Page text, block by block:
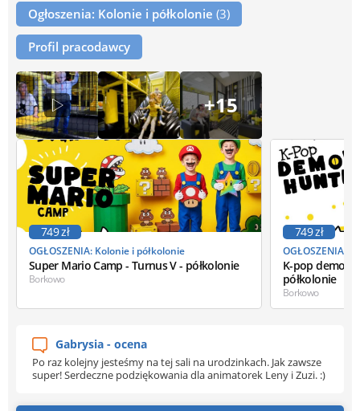
Ogłoszenia: Kolonie i półkolonie (3)
Profil pracodawcy
+15
OGŁOSZENIA: Kolonie i półkolonie
Super Mario Camp - Turnus V - półkolonie
749 zł
Borkowo
OGŁOSZENIA:
K-pop demon
półkolonie
749 zł
Borkowo
Gabrysia - ocena
Po raz kolejny jesteśmy na tej sali na urodzinkach. Jak zawsze
super! Serdeczne podziękowania dla animatorek Leny i Zuzi. :)